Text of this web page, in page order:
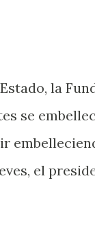
Si
siempre es
la
se
el